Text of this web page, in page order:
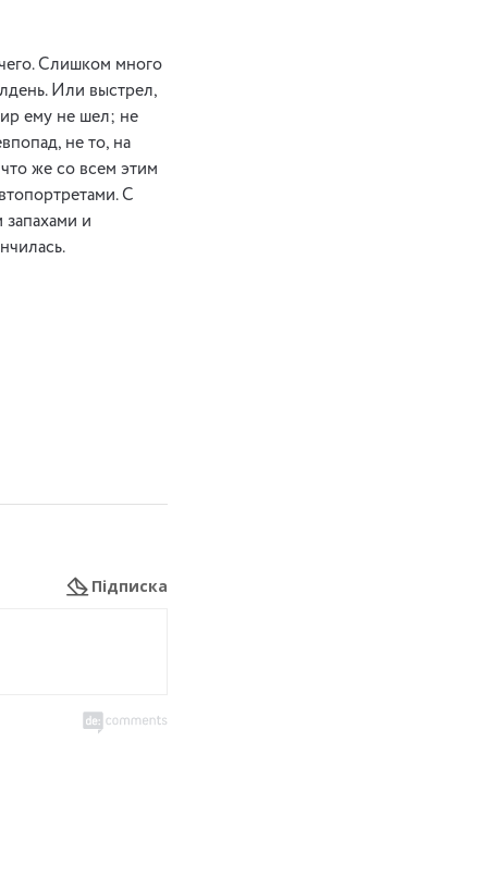
Слишком много
Или выстрел,
ему не шел; не
не то, на
же со всем этим
С
и
Підписка